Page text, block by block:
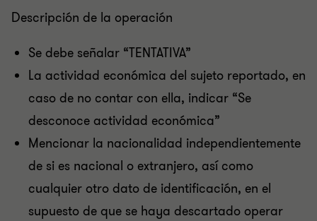
Descripción de la operación
Se debe señalar “TENTATIVA”
La actividad económica del sujeto reportado, en
caso de no contar con ella, indicar “Se
desconoce actividad económica”
Mencionar la nacionalidad independientemente
de si es nacional o extranjero, así como
cualquier otro dato de identificación, en el
supuesto de que se haya descartado operar